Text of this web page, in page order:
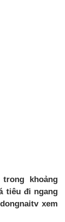
khoảng
tiêu đi ngang
xem